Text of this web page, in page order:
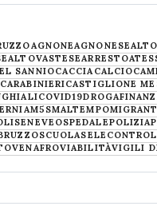
AGNONEAGNONESE
ALTOVASTESEARRESTO
SANNIOCACCIACALCIO
CARABINIERICASTIGLIONE
COVID19DROGA
M5SMALTEMPO
NEVE OSPEDALEPOLIZIA
SCUOLA
VENAFROVIABILITÀVIGILI